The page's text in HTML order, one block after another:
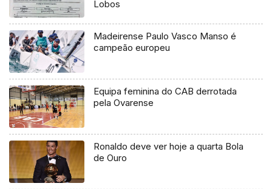
Lobos
Madeirense Paulo Vasco Manso é
campeão europeu
Equipa feminina do CAB derrotada
pela Ovarense
Ronaldo deve ver hoje a quarta Bola
de Ouro